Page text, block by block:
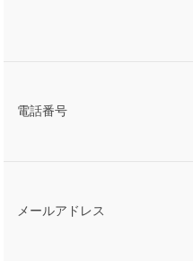
電話番号
メールアドレス